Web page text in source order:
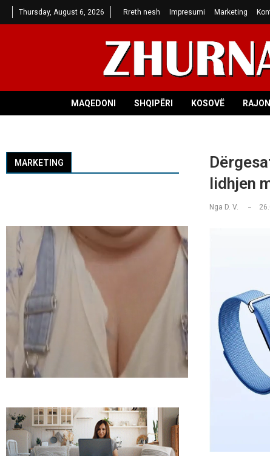
Thursday, August 6, 2026 Rreth nesh Impresumi Marketing
MAQEDONI SHQIPËRI KOSOVË
lidhjen
Nga D. V.
MARKETING